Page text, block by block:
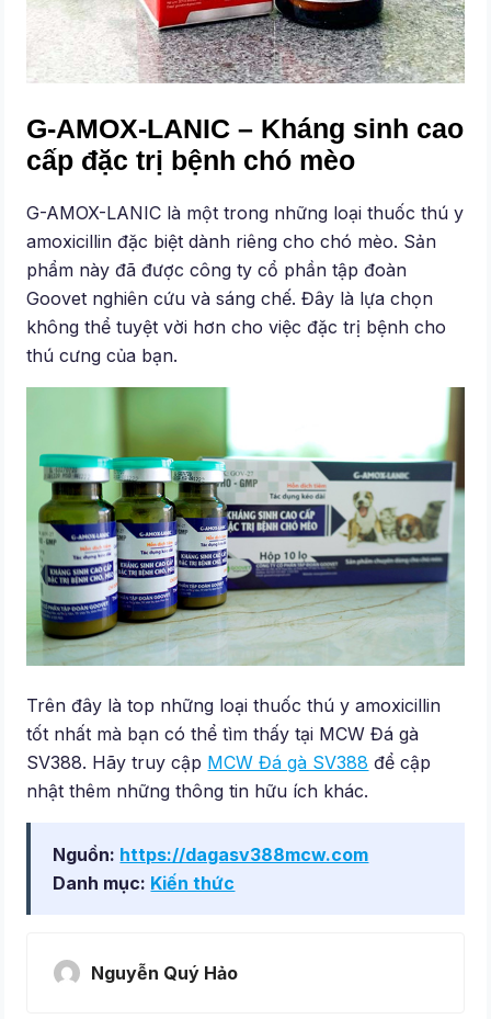
G-AMOX-LANIC – Kháng sinh cao
cấp đặc trị bệnh chó mèo
G-AMOX-LANIC là một trong những loại thuốc thú y
amoxicillin đặc biệt dành riêng cho chó mèo. Sản
phẩm này đã được công ty cổ phần tập đoàn
Goovet nghiên cứu và sáng chế. Đây là lựa chọn
không thể tuyệt vời hơn cho việc đặc trị bệnh cho
thú cưng của bạn.
Trên đây là top những loại thuốc thú y amoxicillin
tốt nhất mà bạn có thể tìm thấy tại MCW Đá gà
SV388. Hãy truy cập MCW Đá gà SV388 để cập
nhật thêm những thông tin hữu ích khác.
Nguồn: https://dagasv388mcw.com
Danh mục: Kiến thức
Nguyễn Quý Hảo